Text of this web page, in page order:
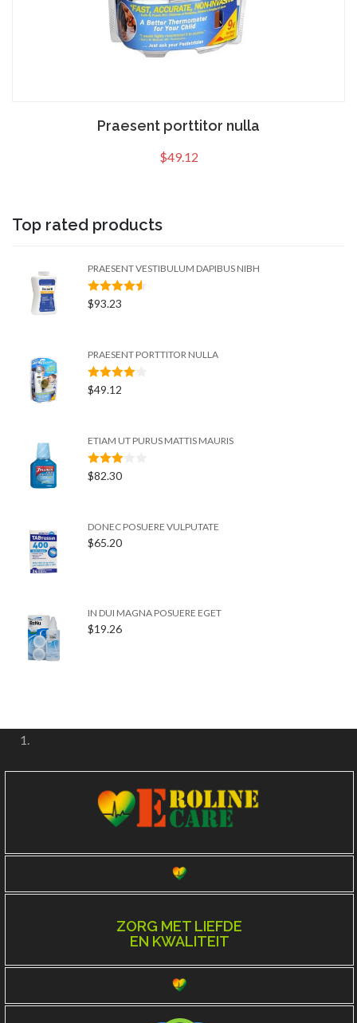
Praesent porttitor nulla
$49.12
Top rated products
PRAESENT VESTIBULUM DAPIBUS NIBH
RATED
$93.23
PRAESENT PORTTITOR NULLA
RATED
$49.12
ETIAM UT PURUS MATTIS MAURIS
RATED
$82.30
DONEC POSUERE VULPUTATE
$65.20
IN DUI MAGNA POSUERE EGET
$19.26
ZORG MET LIEFDE
EN KWALITEIT